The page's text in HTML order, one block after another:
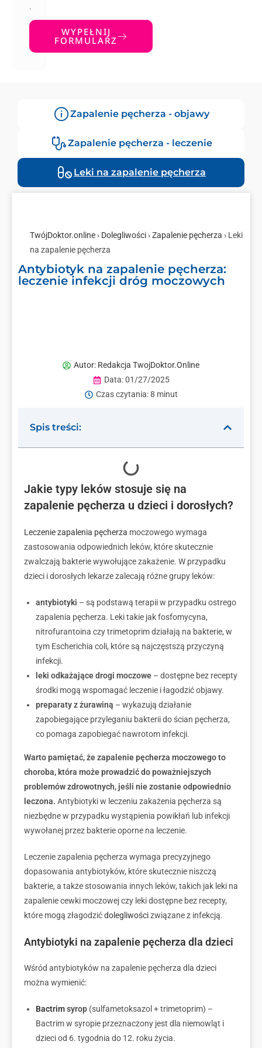
.
WYPEŁNIJ
FORMULARZ
Zapalenie pęcherza - objawy
Zapalenie pęcherza - leczenie
Leki na zapalenie pęcherza
TwójDoktor.online › Dolegliwości ›Zapalenie pęcherza › Leki
na zapalenie pęcherza
Antybiotyk na zapalenie pęcherza:
leczenie infekcji dróg moczowych
Autor: Redakcja TwojDoktor.Online
Data:01/27/2025
Czas czytania: 8 minut
Spis treści:
Jakie typy leków stosuje się na
zapalenie pęcherza u dzieci i dorosłych?
Leczenie zapalenia pęcherza moczowego wymaga
zastosowania odpowiednich leków, które skutecznie
zwalczają bakterie wywołujące zakażenie. W przypadku
dzieci i dorosłych lekarze zalecają różne grupy leków:
antybiotyki – są podstawą terapii w przypadku ostrego
zapalenia pęcherza. Leki takie jak fosfomycyna,
nitrofurantoina czy trimetoprim działają na bakterie, w
tym Escherichia coli, które są najczęstszą przyczyną
infekcji.
leki odkażające drogi moczowe – dostępne bez recepty
środki mogą wspomagać leczenie i łagodzić objawy.
preparaty z żurawiną – wykazują działanie
zapobiegające przyleganiu bakterii do ścian pęcherza,
co pomaga zapobiegać nawrotom infekcji.
Warto pamiętać, że zapalenie pęcherza moczowego to
choroba, która może prowadzić do poważniejszych
problemów zdrowotnych, jeśli nie zostanie odpowiednio
leczona. Antybiotyki w leczeniu zakażenia pęcherza są
niezbędne w przypadku wystąpienia powikłań lub infekcji
wywołanej przez bakterie oporne na leczenie.
Leczenie zapalenia pęcherza wymaga precyzyjnego
dopasowania antybiotyków, które skutecznie niszczą
bakterie, a także stosowania innych leków, takich jak leki na
zapalenie cewki moczowej czy leki dostępne bez recepty,
które mogą złagodzićdolegliwościzwiązane z infekcją.
Antybiotyki na zapalenie pęcherza dla dzieci
Wśród antybiotyków na zapalenie pęcherza dla dzieci
można wymienić:
Bactrimsyrop (sulfametoksazol + trimetoprim) –
Bactrim w syropie przeznaczony jest dla niemowląt i
dzieci od 6. tygodnia do 12. roku życia.